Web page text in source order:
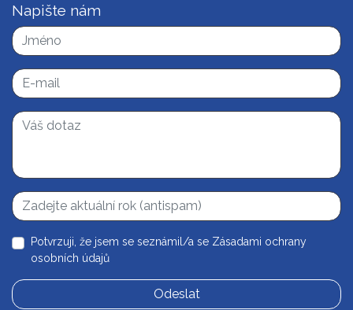
Napište nám
Potvrzuji, že jsem se seznámil/a se Zásadami ochrany
osobních údajů
Odeslat